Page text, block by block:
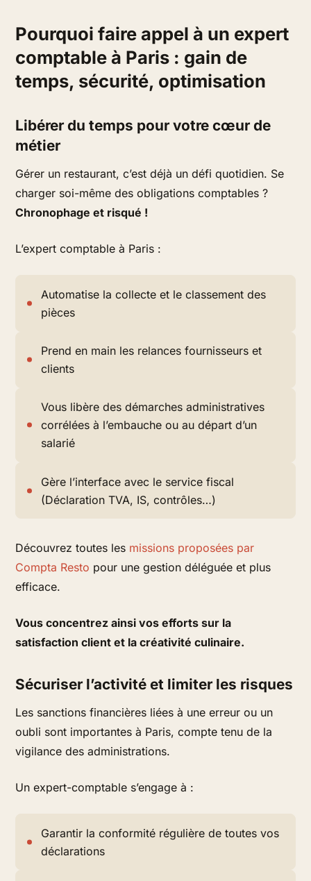
Pourquoi faire appel à un expert
comptable à Paris : gain de
temps, sécurité, optimisation
Libérer du temps pour votre cœur de
métier
Gérer un restaurant, c’est déjà un défi quotidien. Se
charger soi-même des obligations comptables ?
Chronophage et risqué !
L’expert comptable à Paris :
Automatise la collecte et le classement des
pièces
Prend en main les relances fournisseurs et
clients
Vous libère des démarches administratives
corrélées à l’embauche ou au départ d’un
salarié
Gère l’interface avec le service fiscal
(Déclaration TVA, IS, contrôles…)
Découvrez toutes les missions proposées par
Compta Resto pour une gestion déléguée et plus
efficace.
Vous concentrez ainsi vos efforts sur la
satisfaction client et la créativité culinaire.
Sécuriser l’activité et limiter les risques
Les sanctions financières liées à une erreur ou un
oubli sont importantes à Paris, compte tenu de la
vigilance des administrations.
Un expert-comptable s’engage à :
Garantir la conformité régulière de toutes vos
déclarations